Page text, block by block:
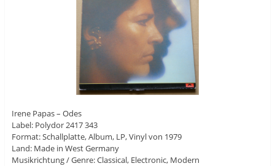
Irene Papas – Odes
Label: Polydor 2417 343
Format: Schallplatte, Album, LP, Vinyl von 1979
Land: Made in West Germany
Musikrichtung / Genre: Classical, Electronic, Modern